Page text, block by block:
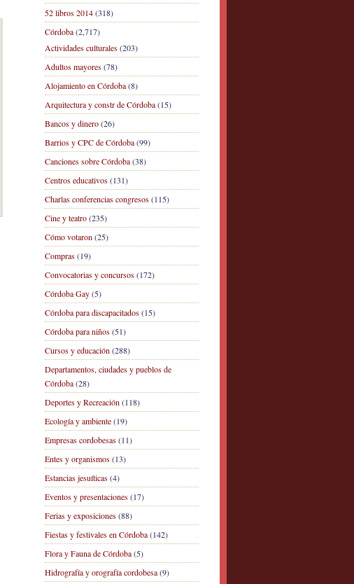
52 libros 2014(318)
Córdoba(2,717)
Actividades culturales(203)
Adultos mayores(78)
Alojamiento en Córdoba(8)
Arquitectura y constr de Córdoba(15)
Bancos y dinero(26)
Barrios y CPC de Córdoba(99)
Canciones sobre Córdoba(38)
Centros educativos(131)
Charlas conferencias congresos(115)
Cine y teatro(235)
Cómo votaron (25)
Compras(19)
Convocatorias y concursos(172)
Córdoba Gay(5)
Córdoba para discapacitados(15)
Córdoba para niños(51)
Cursos y educación (288)
Departamentos, ciudades y pueblos de
Córdoba(28)
Deportes y Recreación (118)
Ecología y ambiente(19)
Empresas cordobesas(11)
Entes y organismos(13)
Estancias jesuíticas(4)
Eventos y presentaciones(17)
Ferias y exposiciones(88)
Fiestas y festivales en Córdoba(142)
Flora y Fauna de Córdoba(5)
Hidrografía y orografía cordobesa(9)